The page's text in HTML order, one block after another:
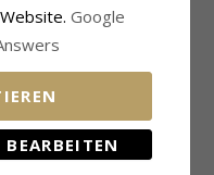
Google
BEARBEITEN